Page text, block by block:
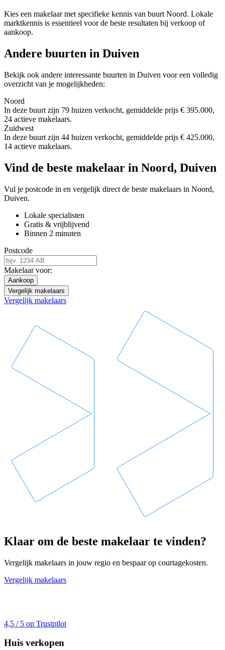
Kies een makelaar met specifieke kennis van buurt Noord. Lokale
marktkennis is essentieel voor de beste resultaten bij verkoop of
aankoop.
Andere buurten in Duiven
Bekijk ook andere interessante buurten in Duiven voor een volledig
overzicht van je mogelijkheden:
Noord
In deze buurt zijn 79 huizen verkocht, gemiddelde prijs € 395.000,
24 actieve makelaars.
Zuidwest
In deze buurt zijn 44 huizen verkocht, gemiddelde prijs € 425.000,
14 actieve makelaars.
Vind de beste makelaar in Noord, Duiven
Vul je postcode in en vergelijk direct de beste makelaars in Noord,
Duiven.
Lokale specialisten
Gratis & vrijblijvend
Binnen 2 minuten
Postcode
Makelaar voor:
Aankoop
Vergelijk makelaars
Vergelijk makelaars
Klaar om de beste makelaar te vinden?
Vergelijk makelaars in jouw regio en bespaar op courtagekosten.
Vergelijk makelaars
4,5 / 5 op Trustpilot
Huis verkopen